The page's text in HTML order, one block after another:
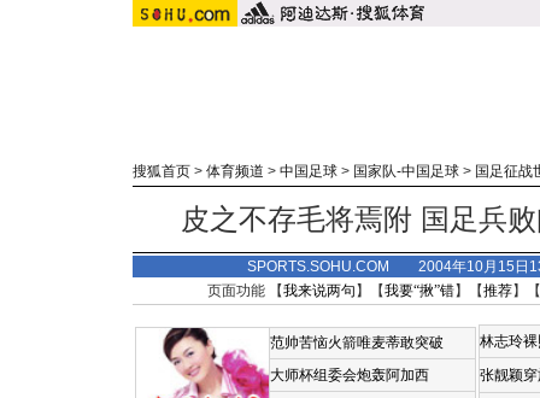
搜狐首页 > 体育频道 > 中国足球 > 国家队-中国足球 > 国足征战
皮之不存毛将焉附 国足兵
SPORTS.SOHU.COM 2004年10月15日
页面功能 【我来说两句 】【我要“揪”错】【推荐】
范帅苦恼火箭唯麦蒂敢突破
大师杯组委会炮轰阿加西
林志玲
张靓颖